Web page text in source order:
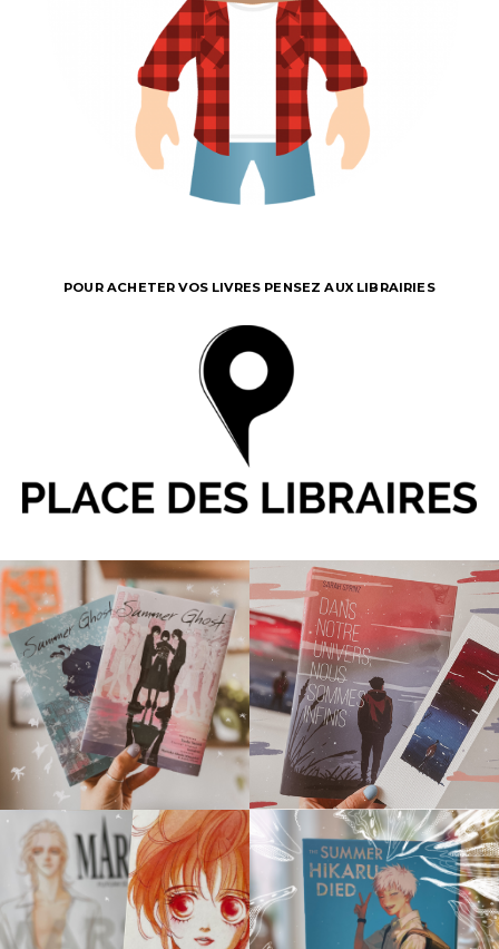
POUR ACHETER VOS LIVRES PENSEZ AUX LIBRAIRIES